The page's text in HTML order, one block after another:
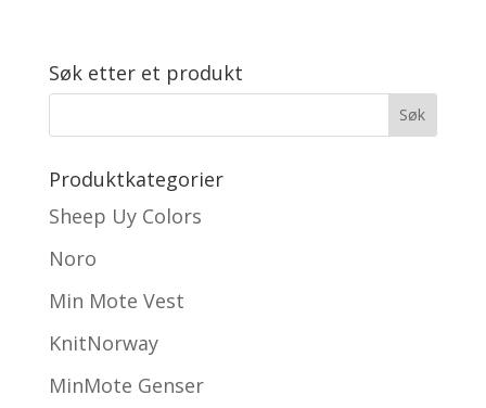
Søk etter et produkt
Produktkategorier
Sheep Uy Colors
Noro
Min Mote Vest
KnitNorway
MinMote Genser